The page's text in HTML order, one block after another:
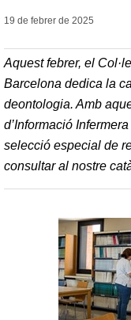
19 de febrer de 2025
Aquest febrer, el
Barcelona dedica la
deontologia. Amb
d’Informació
selecció especial de
consultar al nostre